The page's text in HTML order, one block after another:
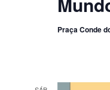
Praça Conde